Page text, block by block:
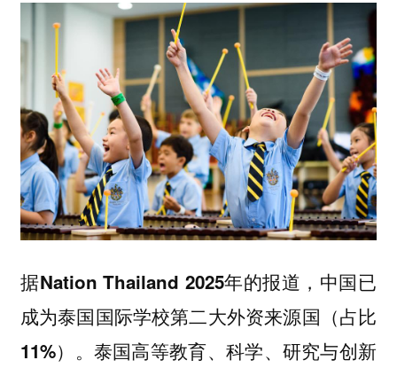
据Nation Thailand 2025年的报道，中国已
成为泰国国际学校第二大外资来源国（占比
11%）。 泰国高等教育、科学、研究与创新